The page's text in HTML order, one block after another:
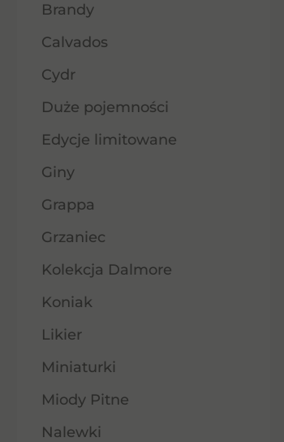
Brandy
Calvados
Cydr
Duże pojemności
Edycje limitowane
Giny
Grappa
Grzaniec
Kolekcja Dalmore
Koniak
Likier
Miniaturki
Miody Pitne
Nalewki